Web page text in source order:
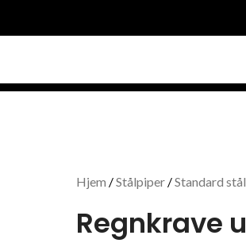
Hjem Stålpiper Standard
Regnkrave